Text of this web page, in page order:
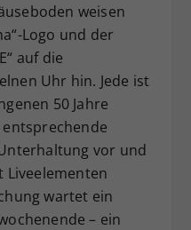
weisen
Logo und der
auf die
Uhr hin. Jede ist
50 Jahre
vor und
Liveelementen
wartet ein
– ein